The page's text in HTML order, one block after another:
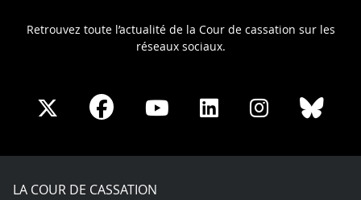
Retrouvez toute l’actualité de la Cour de cassation sur les
réseaux sociaux.
Share
X
Share
Facebook
Share
Youtube
Share
LinkedIn
Share
Instagram
LA COUR DE CASSATION